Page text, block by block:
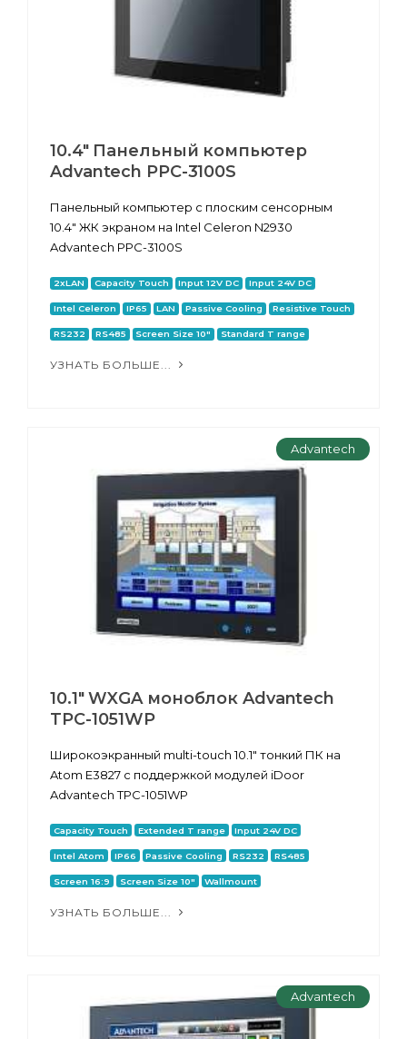
10.4" Панельный компьютер
Advantech PPC-3100S
Панельный компьютер с плоским сенсорным
10.4" ЖК экраном на Intel Celeron N2930
Advantech PPC-3100S
2xLAN Capacity Touch Input 12V DC Input 24V DC
Intel Celeron IP65 LAN Passive Cooling Resistive Touch
RS232 RS485 Screen Size 10" Standard T range
УЗНАТЬ БОЛЬШЕ...
Advantech
10.1" WXGA моноблок Advantech
TPC-1051WP
Широкоэкранный multi-touch 10.1" тонкий ПК на
Atom E3827 с поддержкой модулей iDoor
Advantech TPC-1051WP
Capacity Touch Extended T range Input 24V DC
Intel Atom IP66 Passive Cooling RS232 RS485
Screen 16:9 Screen Size 10" Wallmount
УЗНАТЬ БОЛЬШЕ...
Advantech